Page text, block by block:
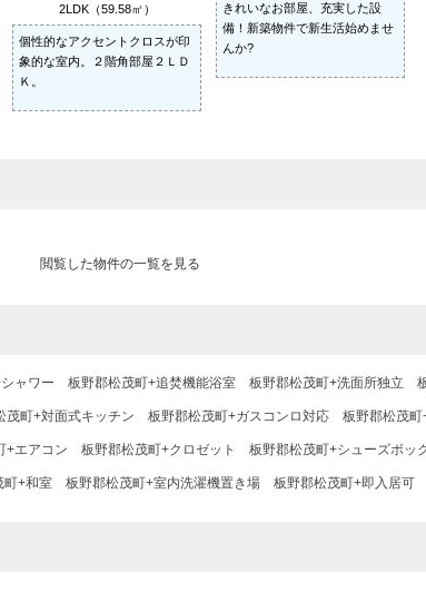
2LDK（59.58㎡）
個性的なアクセントクロスが印
象的な室内。２階角部屋２ＬＤ
Ｋ。
きれいなお部屋、充実した設
備！新築物件で新生活始めませ
んか?
閲覧した物件の一覧を見る
ャワー 板野郡松茂町+追焚機能浴室 板野郡松茂町+洗面所独立
茂町+対面式キッチン 板野郡松茂町+ガスコンロ対応 板野郡松茂町
+エアコン 板野郡松茂町+クロゼット 板野郡松茂町+シューズボッ
町+和室 板野郡松茂町+室内洗濯機置き場 板野郡松茂町+即入居可